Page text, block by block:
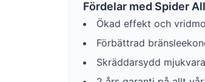
Fördelar med Spider
Ökad effekt och
Förbättrad
Skräddarsydd